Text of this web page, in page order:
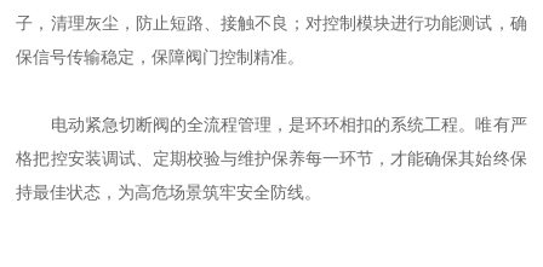
子，清理灰尘，防止短路、接触不良；对控制模块进行功能测试，确
保信号传输稳定，保障阀门控制精准。
电动紧急切断阀的全流程管理，是环环相扣的系统工程。唯有严
格把控安装调试、定期校验与维护保养每一环节，才能确保其始终保
持最佳状态，为高危场景筑牢安全防线。